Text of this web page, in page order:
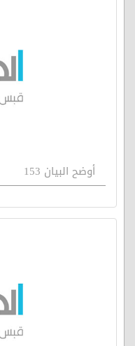
أوضح البيان 153